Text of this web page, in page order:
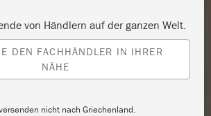
von Händlern auf der ganzen Welt.
DEN FACHHÄNDLER IN IHRER
NÄHE
nicht nach Griechenland.